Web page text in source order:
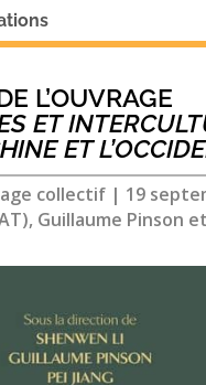
L’OUVRAGE
ET
ET
collectif | 19
Guillaume Pinson